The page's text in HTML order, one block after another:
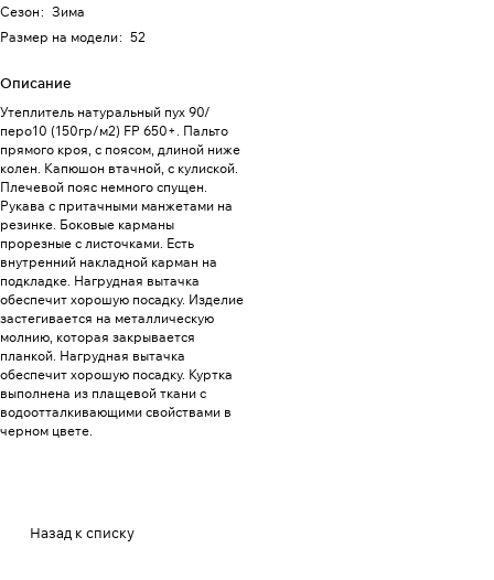
Сезон: Зима
Размер на модели: 52
Описание
Утеплитель натуральный пух 90/
перо10 (150гр/м2) FP 650+. Пальто
прямого кроя, с поясом, длиной ниже
колен. Капюшон втачной, с кулиской.
Плечевой пояс немного спущен.
Рукава с притачными манжетами на
резинке. Боковые карманы
прорезные с листочками. Есть
внутренний накладной карман на
подкладке. Нагрудная вытачка
обеспечит хорошую посадку. Изделие
застегивается на металлическую
молнию, которая закрывается
планкой. Нагрудная вытачка
обеспечит хорошую посадку. Куртка
выполнена из плащевой ткани с
водоотталкивающими свойствами в
черном цвете.
Назад к списку